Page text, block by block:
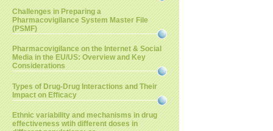
Challenges in Preparing a
Pharmacovigilance System Master File
(PSMF)
Pharmacovigilance on the Internet & Social
Media in the EU/US: Overview and Key
Considerations
Types of Drug-Drug Interactions and Their
Impact on Efficacy
Ethnic variability and mechanisms in drug
effectiveness wtih different doses in